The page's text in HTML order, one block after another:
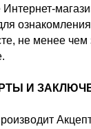
не менее чем
И